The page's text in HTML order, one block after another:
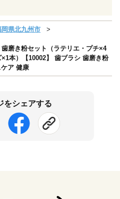
岡県北九州市
磨き粉セット（ラテリエ・プチ×4
本）【10002】 歯ブラシ 歯磨き粉
ア 健康
をシェアする